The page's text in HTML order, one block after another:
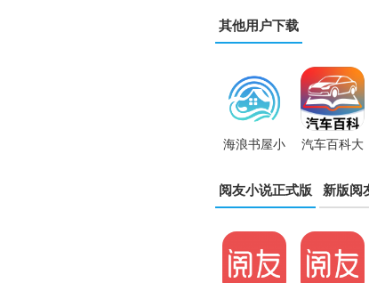
其他用户下载
海浪书屋小
说
汽车百科大
全
阅友小说正式版 新版阅